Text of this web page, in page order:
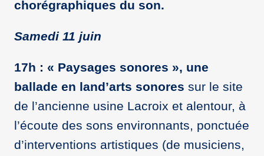
chorégraphiques du son.
Samedi 11 juin
17h : « Paysages sonores », une
ballade en land’arts sonores sur le site
de l’ancienne usine Lacroix et alentour, à
l’écoute des sons environnants, ponctuée
d’interventions artistiques (de musiciens,